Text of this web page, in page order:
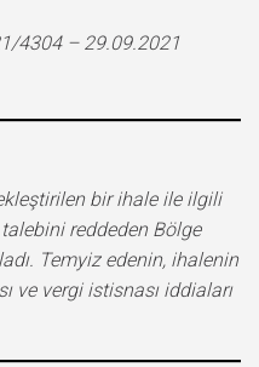
4304 – 29.09.2021
bir ihale ile ilgili
reddeden Bölge
Temyiz edenin, ihalenin
ve vergi istisnası iddiaları